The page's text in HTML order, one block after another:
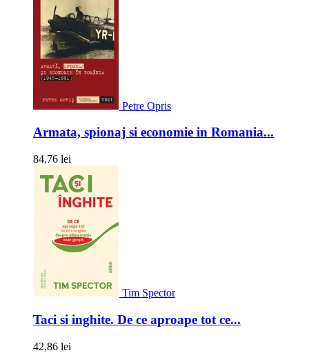
Petre Opris
Armata, spionaj si economie in Romania...
84,76 lei
Tim Spector
Taci si inghite. De ce aproape tot ce...
42,86 lei